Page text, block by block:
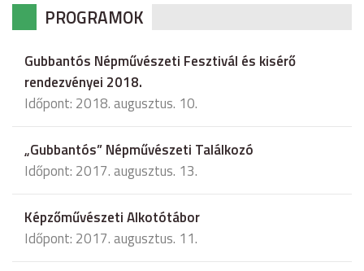
PROGRAMOK
Gubbantós Népművészeti Fesztivál és kisérő
rendezvényei 2018.
Időpont: 2018. augusztus. 10.
„Gubbantós” Népművészeti Találkozó
Időpont: 2017. augusztus. 13.
Képzőművészeti Alkotótábor
Időpont: 2017. augusztus. 11.